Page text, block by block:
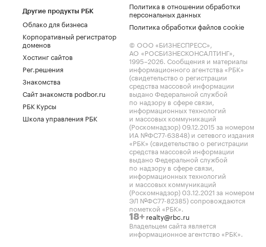
Другие продукты РБК
Облако для бизнеса
Корпоративный регистратор
доменов
Хостинг сайтов
Рег.решения
Знакомства
Сайт знакомств podbor.ru
РБК Курсы
Школа управления РБК
Политика в отношении обработки
персональных данных
Политика обработки файлов cookie
© ООО «БИЗНЕСПРЕСС»,
АО «РОСБИЗНЕСКОНСАЛТИНГ»,
1995–2026. Сообщения и материалы
информационного агентства «РБК»
(свидетельство о регистрации
средства массовой информации
выдано Федеральной службой
по надзору в сфере связи,
информационных технологий
и массовых коммуникаций
(Роскомнадзор) 09.12.2015 за номером
ИА №ФС77-63848) и сетевого издания
«РБК» (свидетельство о регистрации
средства массовой информации
выдано Федеральной службой
по надзору в сфере связи,
информационных технологий
и массовых коммуникаций
(Роскомнадзор) 03.12.2021 за номером
ЭЛ №ФС77-82385) сопровождаются
пометкой «РБК».
18+ realty@rbc.ru
Владельцем сайта является
информационное агентство «РБК».